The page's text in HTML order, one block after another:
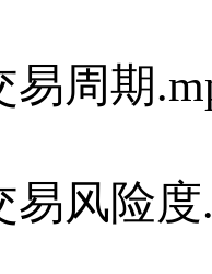
易周期
易风险度